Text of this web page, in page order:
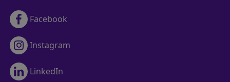
Facebook
Instagram
LinkedIn